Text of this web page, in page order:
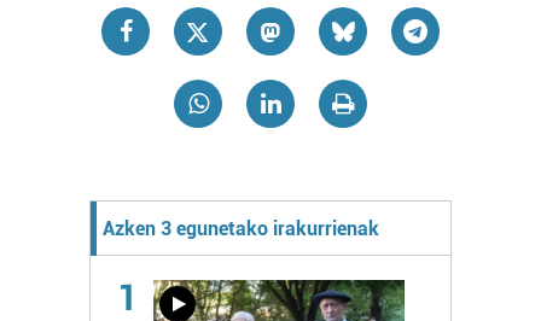
Azken 3 egunetako irakurrienak
1